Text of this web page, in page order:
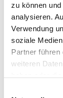
zu können
analysieren.
Verwendung
soziale
Partner
weiteren
This event
Sauna
22 April, 12:30-